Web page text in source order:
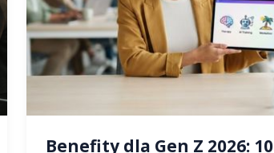
Benefity dla Gen Z 2026: 10